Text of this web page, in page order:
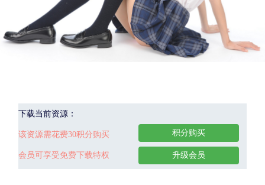
下载当前资源：
该资源需花费30积分购买
会员可享受免费下载特权
积分购买
升级会员